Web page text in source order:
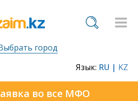
город
во все МФО
Язык: RU | KZ